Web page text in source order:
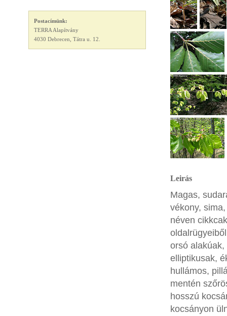
Postacímünk:
TERRA Alapítvány
4030 Debrecen, Tátra u. 12.
Leirás
Magas,
vékony,
néven
orsó
elliptikusak,
hullámos,
mentén
hosszú
kocsányon